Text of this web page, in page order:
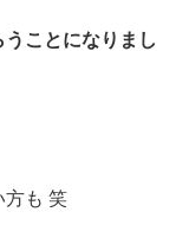
ことになりまし
方も 笑